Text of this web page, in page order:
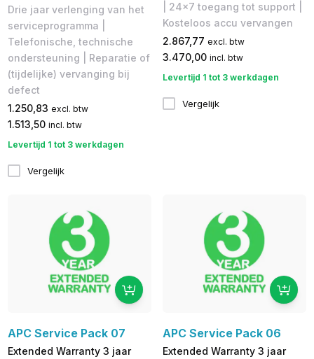
Drie jaar verlenging van het
serviceprogramma |
Telefonische, technische
ondersteuning | Reparatie of
(tijdelijke) vervanging bij
defect
1.250,83 excl. btw
1.513,50 incl. btw
Levertijd 1 tot 3 werkdagen
Vergelijk
| 24x7 toegang tot support |
Kosteloos accu vervangen
2.867,77 excl. btw
3.470,00 incl. btw
Levertijd 1 tot 3 werkdagen
Vergelijk
APC Service Pack 07
Extended Warranty 3 jaar
APC Service Pack 06
Extended Warranty 3 jaar